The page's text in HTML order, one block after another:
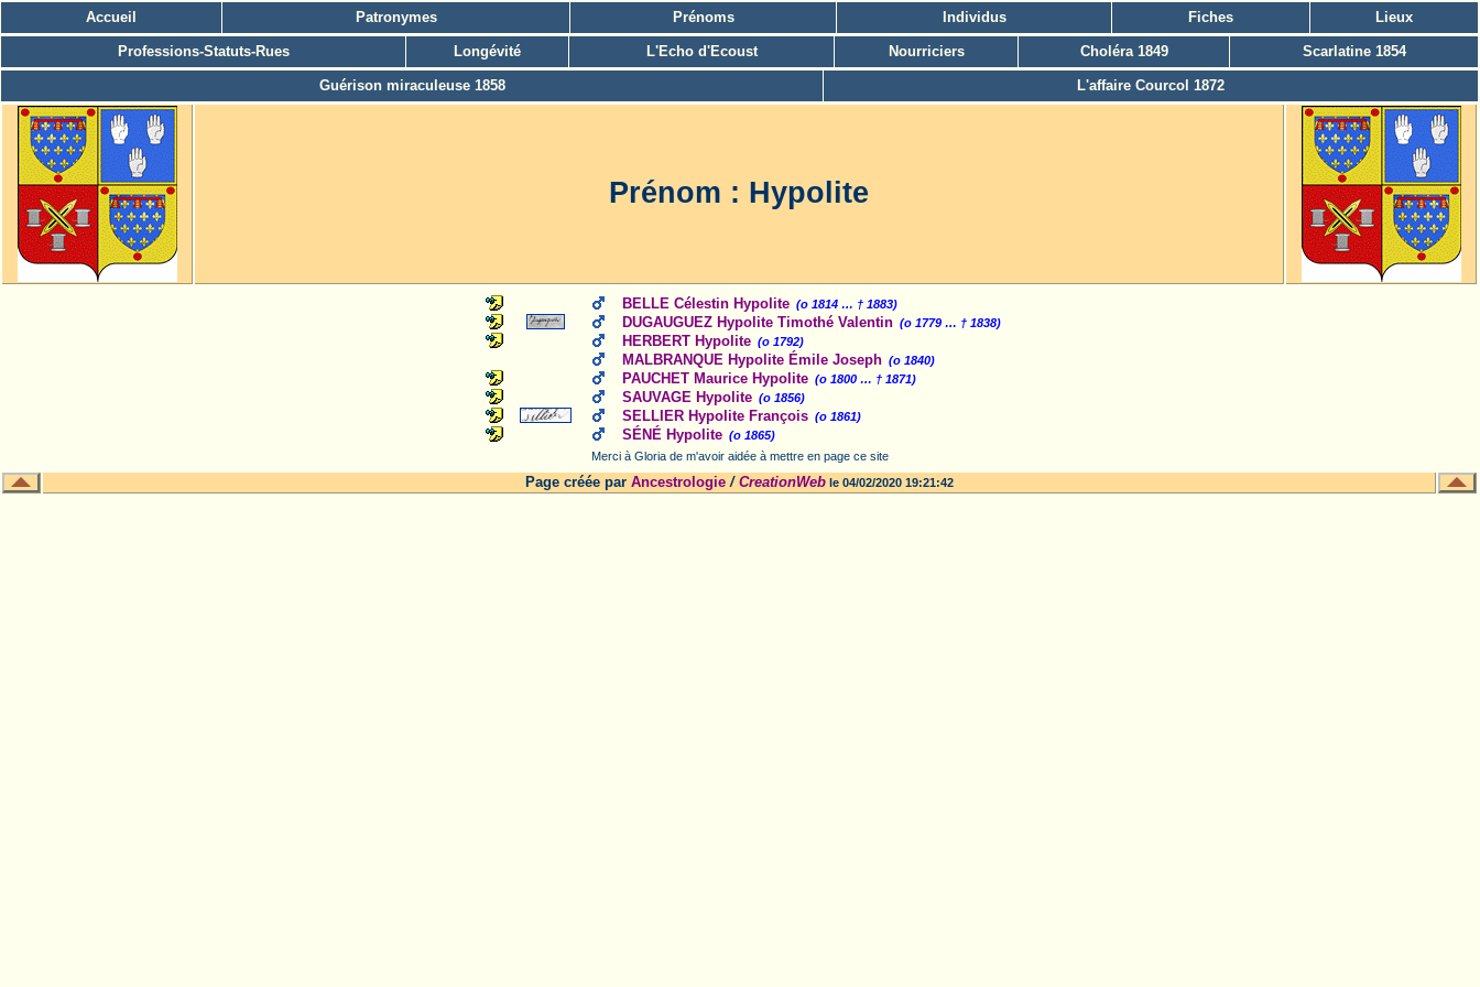
Accueil Patronymes Prénoms Individus Fiches Lieux
Professions-Statuts-Rues Longévité L'Echo d'Ecoust Nourriciers Choléra 1849 Scarlatine 1854
Guérison miraculeuse 1858 L'affaire Courcol 1872
Prénom : Hypolite
BELLE Célestin Hypolite (o 1814 … † 1883)
DUGAUGUEZ Hypolite Timothé Valentin (o 1779 … † 1838)
HERBERT Hypolite (o 1792)
MALBRANQUE Hypolite Émile Joseph (o 1840)
PAUCHET Maurice Hypolite (o 1800 … † 1871)
SAUVAGE Hypolite (o 1856)
SELLIER Hypolite François (o 1861)
SÉNÉ Hypolite (o 1865)
Merci à Gloria de m'avoir aidée à mettre en page ce site
Page créée par Ancestrologie/ CreationWeble 04/02/2020 19:21:42